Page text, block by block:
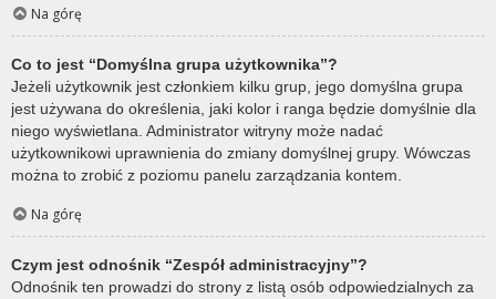
Na górę
Co to jest “Domyślna grupa użytkownika”?
Jeżeli użytkownik jest członkiem kilku grup, jego domyślna grupa
jest używana do określenia, jaki kolor i ranga będzie domyślnie dla
niego wyświetlana. Administrator witryny może nadać
użytkownikowi uprawnienia do zmiany domyślnej grupy. Wówczas
można to zrobić z poziomu panelu zarządzania kontem.
Na górę
Czym jest odnośnik “Zespół administracyjny”?
Odnośnik ten prowadzi do strony z listą osób odpowiedzialnych za